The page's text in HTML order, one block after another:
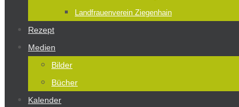
Landfrauenverein Ziegenhain
Rezept
Medien
Bilder
Bücher
Kalender